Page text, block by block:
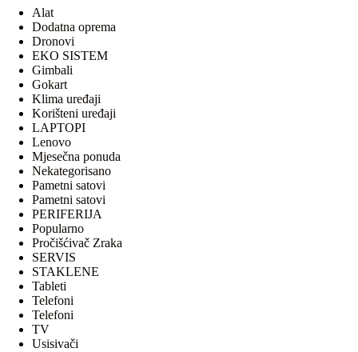
Alat
Dodatna oprema
Dronovi
EKO SISTEM
Gimbali
Gokart
Klima uređaji
Korišteni uređaji
LAPTOPI
Lenovo
Mjesečna ponuda
Nekategorisano
Pametni satovi
Pametni satovi
PERIFERIJA
Popularno
Pročišćivač Zraka
SERVIS
STAKLENE
Tableti
Telefoni
Telefoni
TV
Usisivači